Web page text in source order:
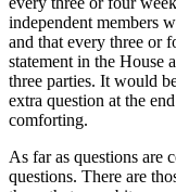
independent members
and that every three or
statement in the House
three parties. It would
extra question at the
comforting.
As far as questions are
questions. There are